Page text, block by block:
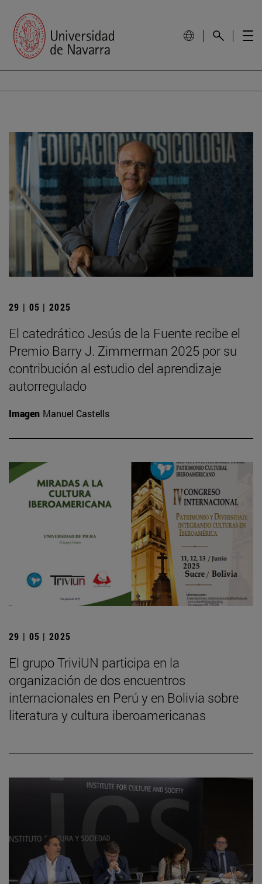
29 | 05 | 2025
El catedrático Jesús de la Fuente recibe el
Premio Barry J. Zimmerman 2025 por su
contribución al estudio del aprendizaje
autorregulado
Imagen Manuel Castells
29 | 05 | 2025
El grupo TriviUN participa en la
organización de dos encuentros
internacionales en Perú y en Bolivia sobre
literatura y cultura iberoamericanas